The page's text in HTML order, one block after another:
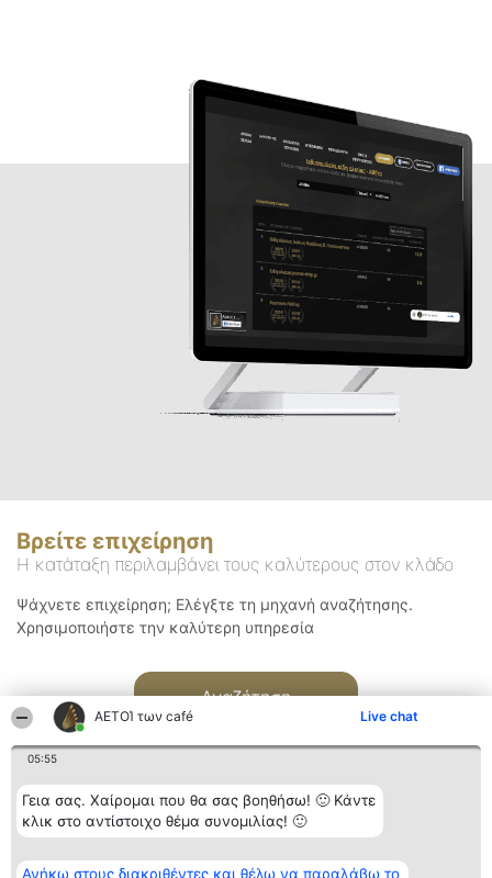
ΑΕΤΟΊ των café Live chat
05:55
Γεια σας. Χαίρομαι που θα σας βοηθήσω! 🙂 Κάντε
κλικ στο αντίστοιχο θέμα συνομιλίας! 🙂
Ανήκω στους διακριθέντες και θέλω να παραλάβω το
Βρείτε επιχείρηση
Η κατάταξη περιλαμβάνει τους καλύτερους στον κλάδο
Ψάχνετε επιχείρηση; Ελέγξτε τη μηχανή αναζήτησης.
Χρησιμοποιήστε την καλύτερη υπηρεσία
Αναζήτηση
Διοργανωτής της
κατάταξης
Κατάταξη
Διακριθέντες
Επικοινωνία
Επικοινωνία